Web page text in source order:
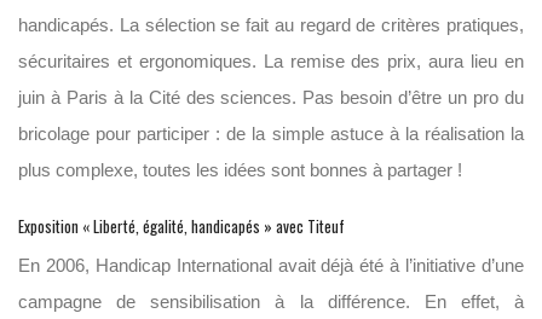
handicapés. La sélection se fait au regard de critères pratiques,
sécuritaires et ergonomiques. La remise des prix, aura lieu en
juin à Paris à la Cité des sciences. Pas besoin d’être un pro du
bricolage pour participer : de la simple astuce à la réalisation la
plus complexe, toutes les idées sont bonnes à partager !
Exposition « Liberté, égalité, handicapés » avec Titeuf
En 2006, Handicap International avait déjà été à l’initiative d’une
campagne de sensibilisation à la différence. En effet, à